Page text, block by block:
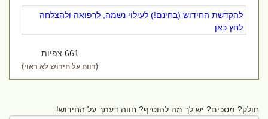
להקדשת החידוש (בחינם!) לעילוי נשמה, לרפואה ולהצלחה
לחץ כאן
661 צפיות
(דווח על חידוש לא ראוי)
חולק? מסכים? יש לך מה להוסיף? חווה דעתך על החידוש!